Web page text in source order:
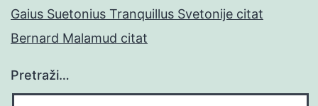
Gaius Suetonius Tranquillus Svetonije citat
Bernard Malamud citat
Pretraži…